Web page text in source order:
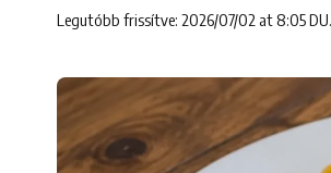
Legutóbb frissítve: 2026/07/02 at 8:05 DU.